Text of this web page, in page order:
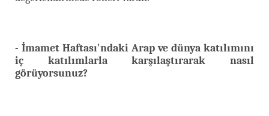
- İmamet Haftası'ndaki Arap ve dünya katılımını
iç katılımlarla karşılaştırarak nasıl
görüyorsunuz?